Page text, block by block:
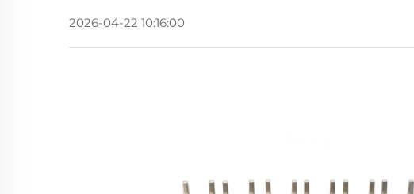
2026-04-22 10:16:00